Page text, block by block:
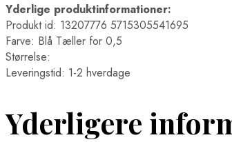
Yderlige produktinformationer:
Produkt id: 13207776 5715305541695
Farve: Blå Tæller for 0,5
Størrelse:
Leveringstid: 1-2 hverdage
Yderligere